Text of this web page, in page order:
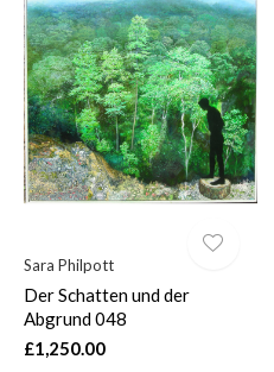
Sara Philpott
Der Schatten und der
Abgrund 048
£1,250.00